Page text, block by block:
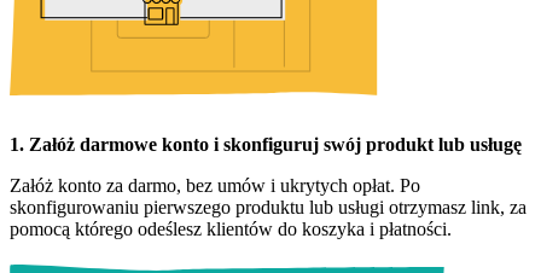
1. Załóż darmowe konto i skonfiguruj swój produkt lub usługę
Załóż konto za darmo, bez umów i ukrytych opłat. Po
skonfigurowaniu pierwszego produktu lub usługi otrzymasz link, za
pomocą którego odeślesz klientów do koszyka i płatności.